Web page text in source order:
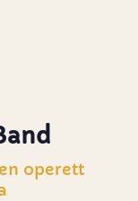
operett